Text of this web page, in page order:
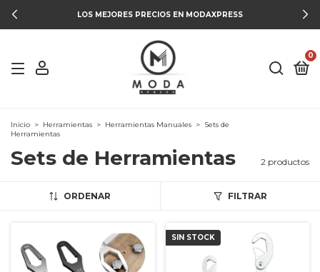
LOS MEJORES PRECIOS EN MODAXPRESS
0
Inicio > Herramientas > Herramientas Manuales > Sets de
Herramientas
Sets de Herramientas 2 productos
ORDENAR FILTRAR
SIN STOCK